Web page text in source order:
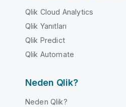
Qlik Cloud Analytics
Qlik Yanıtları
Qlik Predict
Qlik Automate
Neden Qlik?
Neden Qlik?